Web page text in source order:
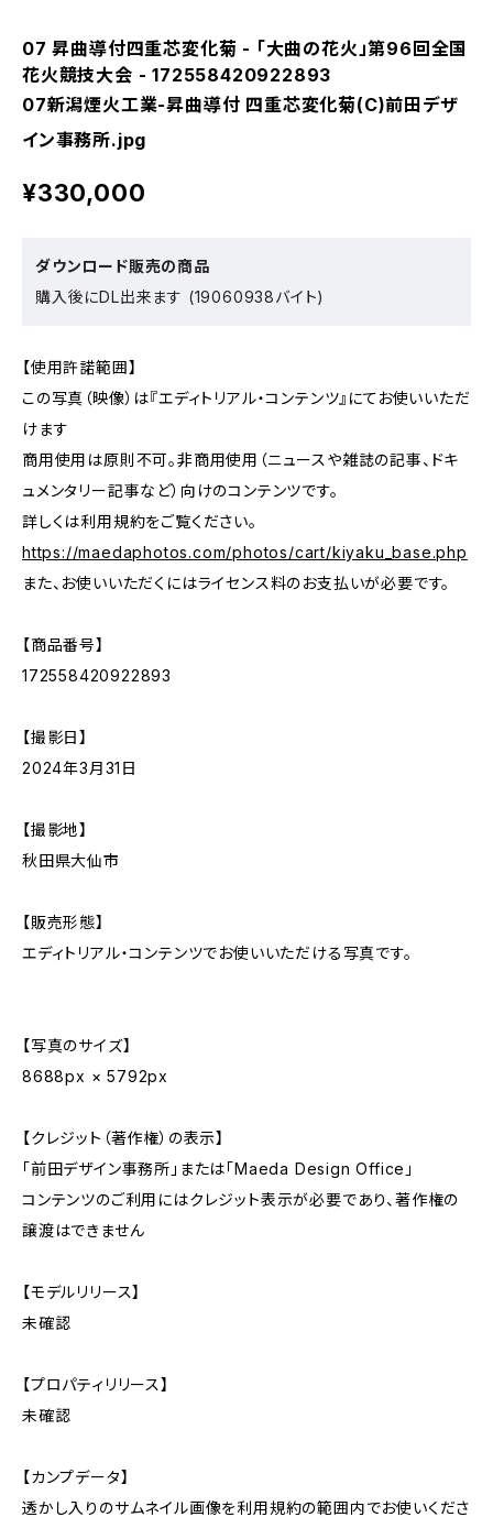
07 昇曲導付四重芯変化菊 - 「大曲の花火」第96回全国
花火競技大会 - 172558420922893
07新潟煙火工業-昇曲導付 四重芯変化菊(C)前田デザ
イン事務所.jpg
¥330,000
ダウンロード販売の商品
購入後にDL出来ます (19060938バイト)
【使用許諾範囲】
この写真（映像）は『エディトリアル・コンテンツ』にてお使いいただ
けます
商用使用は原則不可。非商用使用（ニュースや雑誌の記事、ドキ
ュメンタリー記事など）向けのコンテンツです。
詳しくは利用規約をご覧ください。
https://maedaphotos.com/photos/cart/kiyaku_base.php
また、お使いいただくにはライセンス料のお支払いが必要です。
【商品番号】
172558420922893
【撮影日】
2024年3月31日
【撮影地】
秋田県大仙市
【販売形態】
エディトリアル・コンテンツでお使いいただける写真です。
【写真のサイズ】
8688px × 5792px
【クレジット（著作権）の表示】
「前田デザイン事務所」または「Maeda Design Office」
コンテンツのご利用にはクレジット表示が必要であり、著作権の
譲渡はできません
【モデルリリース】
未確認
【プロパティリリース】
未確認
【カンプデータ】
透かし入りのサムネイル画像を利用規約の範囲内でお使いくださ